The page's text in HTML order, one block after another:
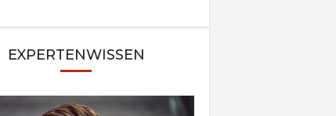
EXPERTENWISSEN